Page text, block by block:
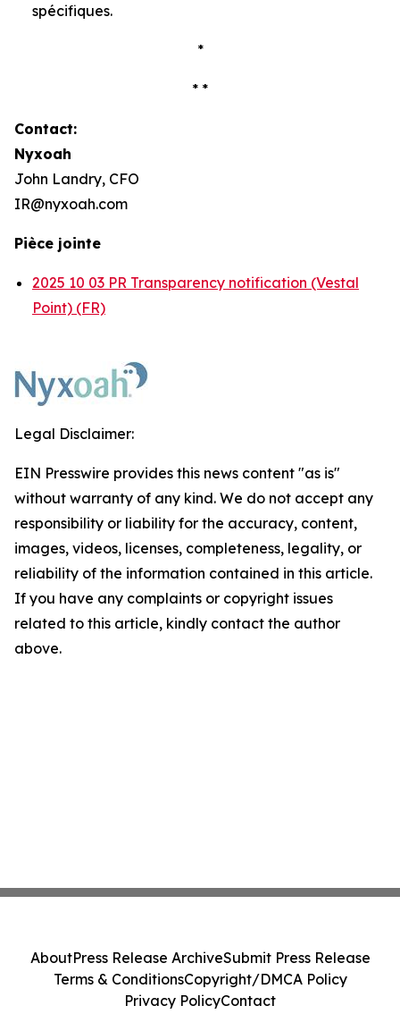
spécifiques.
*
* *
Contact:
Nyxoah
John Landry, CFO
IR@nyxoah.com
Pièce jointe
2025 10 03 PR Transparency notification (Vestal
Point) (FR)
Legal Disclaimer:
EIN Presswire provides this news content "as is"
without warranty of any kind. We do not accept any
responsibility or liability for the accuracy, content,
images, videos, licenses, completeness, legality, or
reliability of the information contained in this article.
If you have any complaints or copyright issues
related to this article, kindly contact the author
above.
AboutPress Release ArchiveSubmit Press Release
Terms & ConditionsCopyright/DMCA Policy
Privacy PolicyContact